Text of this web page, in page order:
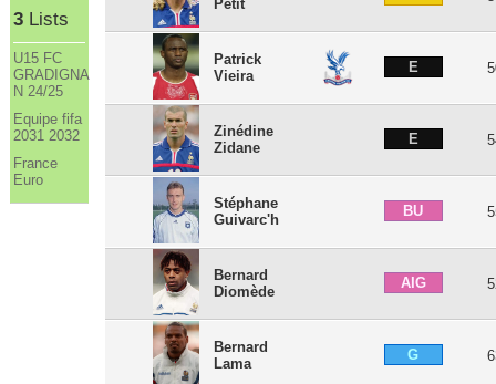
3Lists
U15 FC
GRADIGNA
N 24/25
Equipe fifa
2031 2032
France
Euro
Petit
Patrick
Vieira
E
Zinédine
Zidane
E
Stéphane
Guivarc'h
BU
Bernard
Diomède
AIG
Bernard
Lama
G